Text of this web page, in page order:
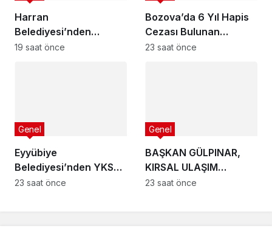
Harran
Belediyesi’nden
Üniversite Hayali Kuran
19 saat önce
Bozova’da 6 Yıl Hapis
Cezası Bulunan
Hükümlü Yakalandı
23 saat önce
Eyyübiye
Belediyesi’nden YKS
Adaylarına Ücretsiz
Genel
23 saat önce
BAŞKAN GÜLPINAR,
KIRSAL ULAŞIM
YATIRIMLARINI
Genel
23 saat önce